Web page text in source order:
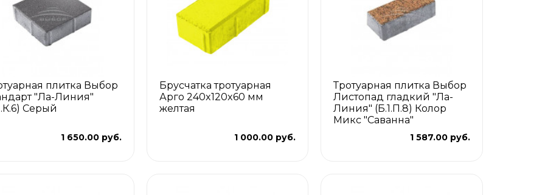
плитка Выбор
"Ла-Линия"
Серый
1 650.00 руб.
Брусчатка тротуарная
Арго 240x120x60 мм
желтая
1 000.00 руб.
Тротуарная плитка Выбор
Листопад гладкий "Ла-
Линия" (Б.1.П.8) Колор
Микс "Саванна"
1 587.00 руб.